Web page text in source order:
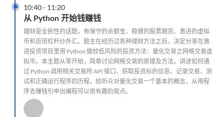
10:40- 11:20

从 Python 开始钱赚钱
理财是全民性的话题，有保守的余额宝、稳健的股票期货、激进的虚拟
币和百倍杠杆炒外汇。题主在经历过各种理财方法之后，决定分享在激
进投资项目里用 Python 做较低风险的投资方法：量化交易之网格交易虚
拟币。本主题从零开始，简单讨论网格交易的原理及方法，讲述如何通
过 Python 调用相关交易所 API 接口、获取投资标的信息、记录交易、测
试和正确运行程序的历程，给听众对量化交易一个基本的概念，从用程
序去赚钱引申出编程可以很有趣的观点。